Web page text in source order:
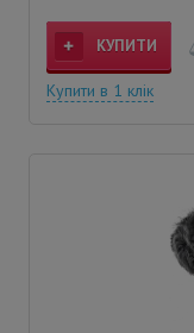
КУПИТИ
Купити в 1 клік